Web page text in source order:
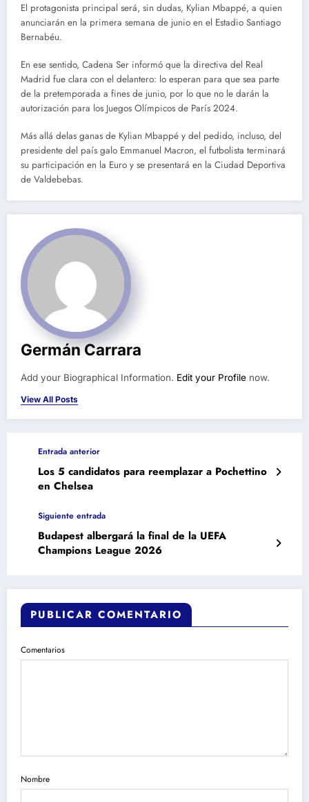
El protagonista principal será, sin dudas, Kylian Mbappé, a quien
anunciarán en la primera semana de junio en el Estadio Santiago
Bernabéu.
En ese sentido, Cadena Ser informó que la directiva del Real
Madrid fue clara con el delantero: lo esperan para que sea parte
de la pretemporada a fines de junio, por lo que no le darán la
autorización para los Juegos Olímpicos de París 2024.
Más allá delas ganas de Kylian Mbappé y del pedido, incluso, del
presidente del país galo Emmanuel Macron, el futbolista terminará
su participación en la Euro y se presentará en la Ciudad Deportiva
de Valdebebas.
Germán Carrara
Add your Biographical Information. Edit your Profile now.
View All Posts
Entrada anterior
Los 5 candidatos para reemplazar a Pochettino
en Chelsea
Siguiente entrada
Budapest albergará la final de la UEFA
Champions League 2026
PUBLICAR COMENTARIO
Comentarios
Nombre